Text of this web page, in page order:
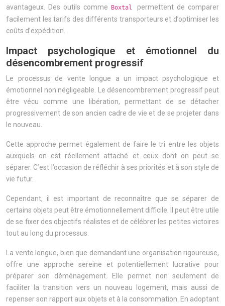
avantageux. Des outils comme
Boxtal permettent de comparer
facilement les tarifs des différents transporteurs et d’optimiser les
coûts d’expédition.
Impact psychologique et émotionnel du
désencombrement progressif
Le processus de vente longue a un impact psychologique et
émotionnel non négligeable. Le désencombrement progressif peut
être vécu comme une libération, permettant de se détacher
progressivement de son ancien cadre de vie et de se projeter dans
le nouveau.
Cette approche permet également de faire le tri entre les objets
auxquels on est réellement attaché et ceux dont on peut se
séparer. C’est l’occasion de réfléchir à ses priorités et à son style de
vie futur.
Cependant, il est important de reconnaître que se séparer de
certains objets peut être émotionnellement difficile. Il peut être utile
de se fixer des objectifs réalistes et de célébrer les petites victoires
tout au long du processus.
La vente longue, bien que demandant une organisation rigoureuse,
offre une approche sereine et potentiellement lucrative pour
préparer son déménagement. Elle permet non seulement de
faciliter la transition vers un nouveau logement, mais aussi de
repenser son rapport aux objets et à la consommation. En adoptant